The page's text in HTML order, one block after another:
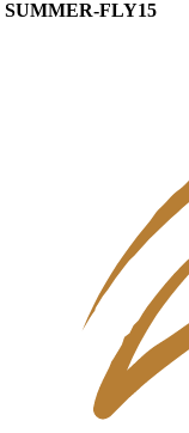
SUMMER-FLY15